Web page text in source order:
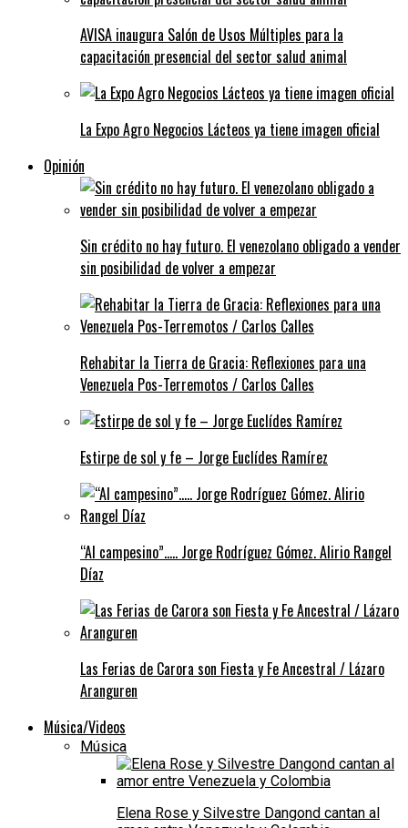
AVISA inaugura Salón de Usos Múltiples para la
capacitación presencial del sector salud animal
La Expo Agro Negocios Lácteos ya tiene imagen oficial
Opinión
Sin crédito no hay futuro. El venezolano obligado a vender
sin posibilidad de volver a empezar
Rehabitar la Tierra de Gracia: Reflexiones para una
Venezuela Pos-Terremotos / Carlos Calles
Estirpe de sol y fe – Jorge Euclídes Ramírez
“Al campesino”….. Jorge Rodríguez Gómez. Alirio Rangel
Díaz
Las Ferias de Carora son Fiesta y Fe Ancestral / Lázaro
Aranguren
Música/Videos
Música
Elena Rose y Silvestre Dangond cantan al